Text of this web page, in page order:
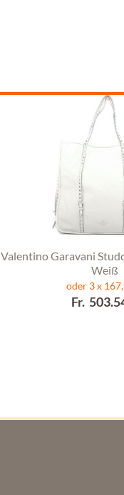
Valentino Garavani
Weiß
oder 3 x
Fr.